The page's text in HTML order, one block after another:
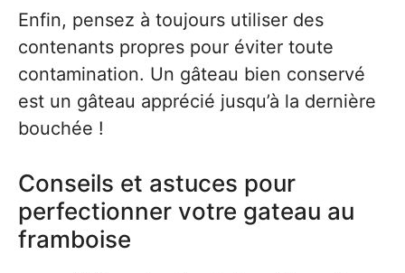
Enfin, pensez à toujours utiliser des
contenants propres pour éviter toute
contamination. Un gâteau bien conservé
est un gâteau apprécié jusqu’à la dernière
bouchée !
Conseils et astuces pour
perfectionner votre gateau au
framboise